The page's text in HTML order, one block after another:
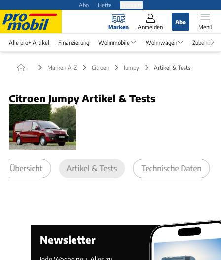
Abo Hefte
Marken Anmelden
Abo
Menü
Alle pro+ Artikel Finanzierung Wohnmobile Wohnwagen Zubehör
Marken A-Z Citroen Jumpy Artikel & Tests
Citroen Jumpy Artikel & Tests
Übersicht Artikel & Tests Technische Daten
Newsletter